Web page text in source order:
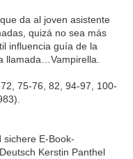
da al joven asistente
quizá no sea más
influencia guía de la
llamada…Vampirella.
75-76, 82, 94-97, 100-
sichere E-Book-
Kerstin Panthel